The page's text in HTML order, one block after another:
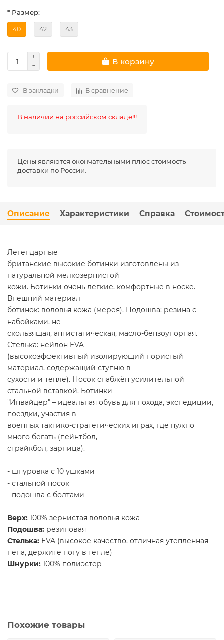
* Размер:
40 42 43
В корзину
В закладки В сравнение
В наличии на российском складе!!!
Цены являются окончательными плюс стоимость
доставки по России.
Описание Характеристики Справка
Легендарные
британские высокие ботинки изготовлены из
натуральной мелкозернистой
кожи. Ботинки очень легкие, комфортные в носке.
Внешний материал
ботинок: воловья кожа (мерея). Подошва: резина с
набойками, не
скользящая, антистатическая, масло-бензоупорная.
Стелька: нейлон EVA
(высокоэффективный изолирующий пористый
материал, содержащий ступню в
сухости и тепле). Носок снабжён усилительной
стальной вставкой. Ботинки
"Инвайдер" – идеальная обувь для похода, экспедиции,
поездки, участия в
военных тактико-стратегических играх, где нужно
много бегать (пейнтбол,
страйкбол, зарница).
- шнуровка с 10 ушками
- стальной носок
- подошва с болтами
Верх: 100% зернистая воловья кожа
Подошва: резиновая
Стелька: EVA (высокое качество, отличная утепленная
пена, держите ногу в тепле)
Шнурки: 100% полиэстер
Похожие товары